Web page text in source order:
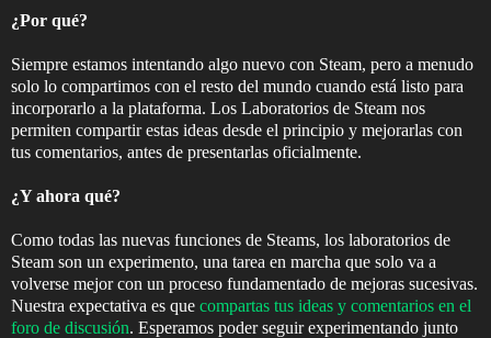
¿Por qué?
Siempre estamos intentando algo nuevo con Steam, pero a menudo
solo lo compartimos con el resto del mundo cuando está listo para
incorporarlo a la plataforma. Los Laboratorios de Steam nos
permiten compartir estas ideas desde el principio y mejorarlas con
tus comentarios, antes de presentarlas oficialmente.
¿Y ahora qué?
Como todas las nuevas funciones de Steams, los laboratorios de
Steam son un experimento, una tarea en marcha que solo va a
volverse mejor con un proceso fundamentado de mejoras sucesivas.
Nuestra expectativa es que compartas tus ideas y comentarios en el
foro de discusión. Esperamos poder seguir experimentando junto